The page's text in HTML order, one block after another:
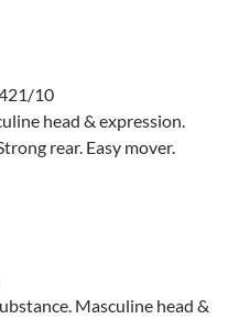
10
head & expression.
rear. Easy mover.
Masculine head &